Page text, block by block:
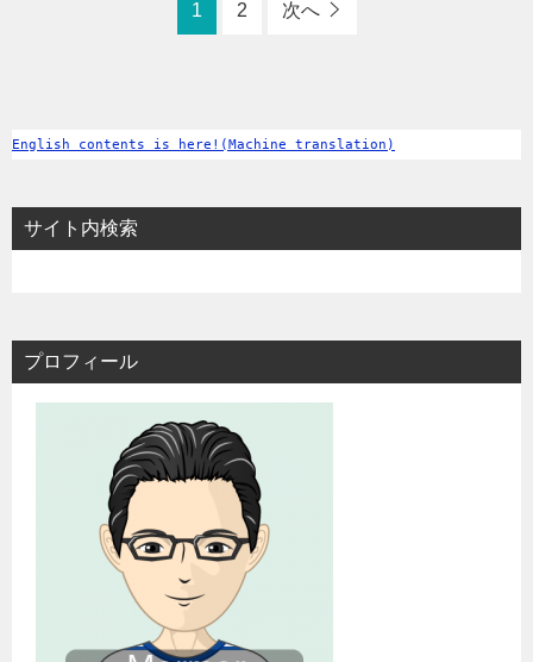
1 2 次へ
English contents is here!(Machine translation)
サイト内検索
プロフィール